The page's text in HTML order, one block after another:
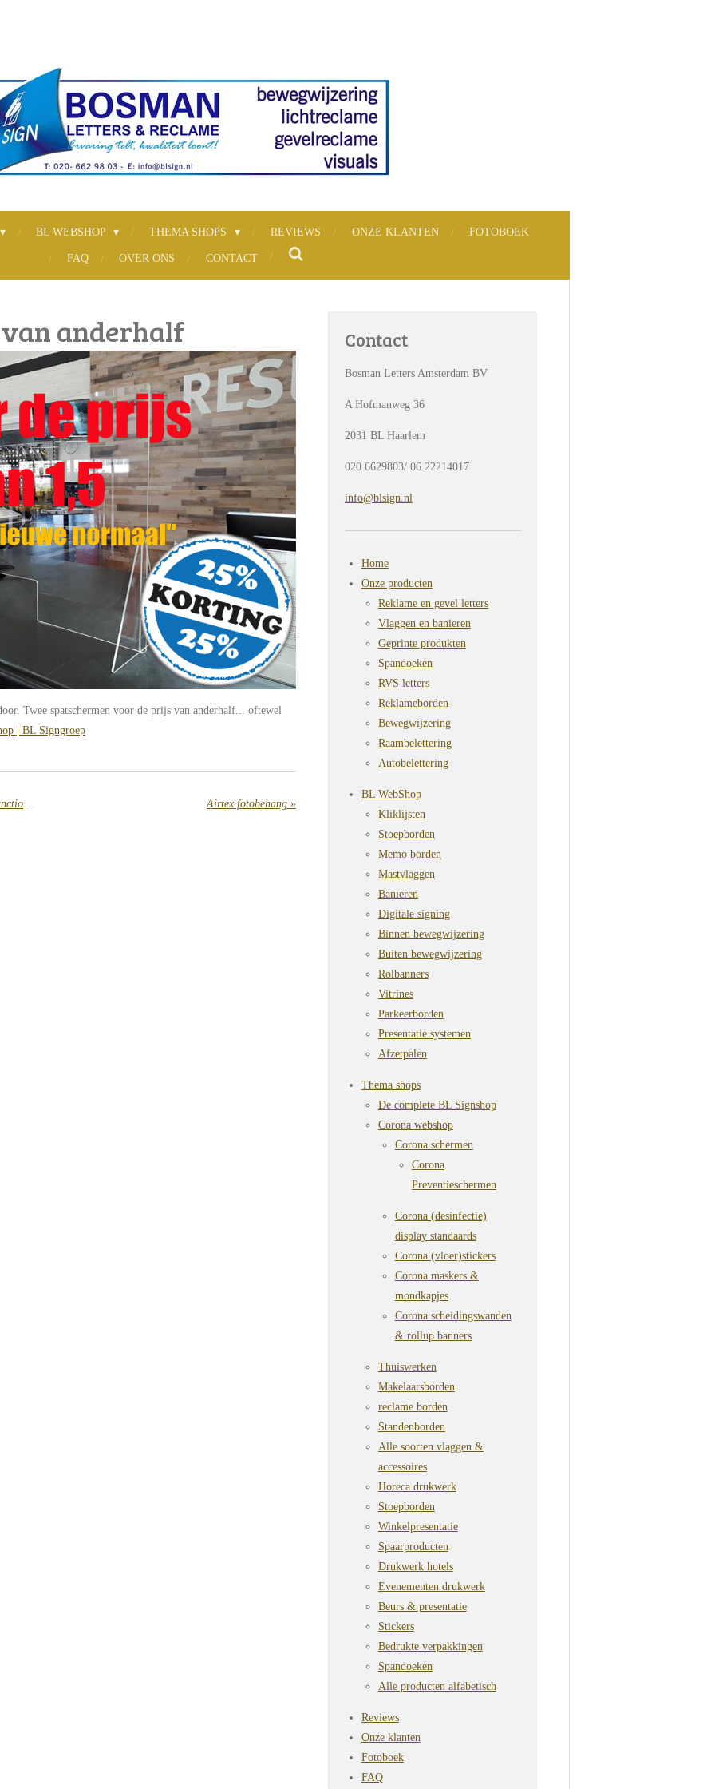
BL WEBSHOP THEMA SHOPS REVIEWS ONZE KLANTEN FOTOBOEK
FAQ OVER ONS CONTACT
anderhalf
Twee spatschermen voor de prijs van anderhalf... oftewel
| BL Signgroep
Multitexpro wandbekleding is multi-functioneel Airtex fotobehang»
Contact
Bosman Letters Amsterdam BV
A Hofmanweg 36
2031 BL Haarlem
020 6629803/ 06 22214017
info@blsign.nl
Home
Onze producten
Reklame en gevel letters
Vlaggen en banieren
Geprinte produkten
Spandoeken
RVS letters
Reklameborden
Bewegwijzering
Raambelettering
Autobelettering
BL WebShop
Kliklijsten
Stoepborden
Memo borden
Mastvlaggen
Banieren
Digitale signing
Binnen bewegwijzering
Buiten bewegwijzering
Rolbanners
Vitrines
Parkeerborden
Presentatie systemen
Afzetpalen
Thema shops
De complete BL Signshop
Corona webshop
Corona schermen
Corona
Preventieschermen
Corona (desinfectie)
display standaards
Corona (vloer)stickers
Corona maskers &
mondkapjes
Corona scheidingswanden
& rollup banners
Thuiswerken
Makelaarsborden
reclame borden
Standenborden
Alle soorten vlaggen &
accessoires
Horeca drukwerk
Stoepborden
Winkelpresentatie
Spaarproducten
Drukwerk hotels
Evenementen drukwerk
Beurs & presentatie
Stickers
Bedrukte verpakkingen
Spandoeken
Alle producten alfabetisch
Reviews
Onze klanten
Fotoboek
FAQ